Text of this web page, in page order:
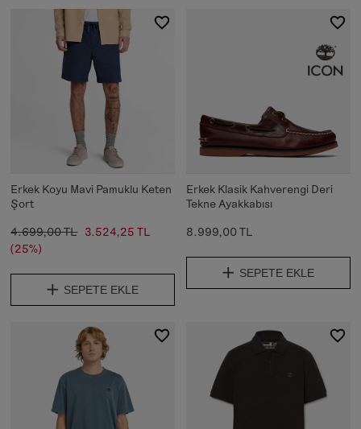
Erkek Koyu Mavi Pamuklu Keten
Şort
4.699,00 TL 3.524,25 TL
(25%)
SEPETE EKLE
Erkek Klasik Kahverengi Deri
Tekne Ayakkabısı
8.999,00 TL
SEPETE EKLE